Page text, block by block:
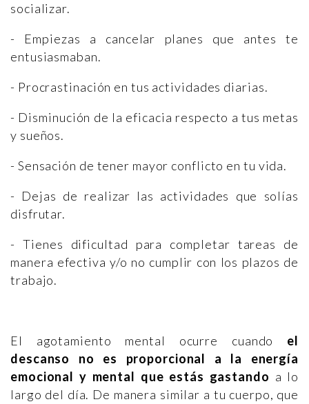
socializar.
- Empiezas a cancelar planes que antes te
entusiasmaban.
- Procrastinación en tus actividades diarias.
- Disminución de la eficacia respecto a tus metas
y sueños.
- Sensación de tener mayor conflicto en tu vida.
- Dejas de realizar las actividades que solías
disfrutar.
- Tienes dificultad para completar tareas de
manera efectiva y/o no cumplir con los plazos de
trabajo.
El agotamiento mental ocurre cuando el
descanso no es proporcional a la energía
emocional y mental que estás gastando a lo
largo del día. De manera similar a tu cuerpo, que